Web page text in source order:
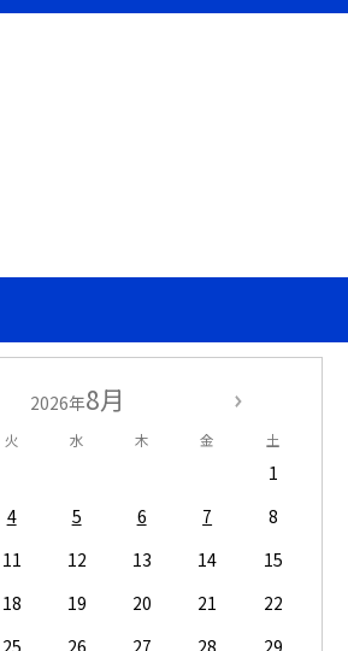
2026年8月
火 水 木 金 土
1
4 5 6 7
8
11 12 13 14
15
18 19 20 21
22